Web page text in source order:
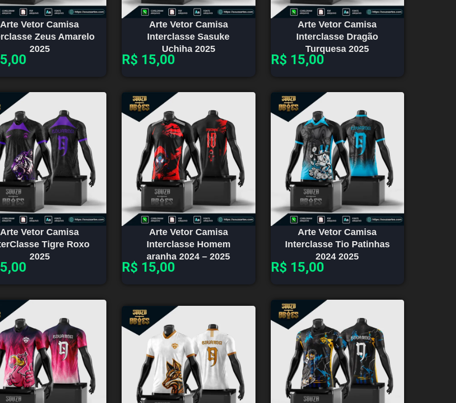
Arte Vetor Camisa
Zeus Amarelo
2025
Arte Vetor Camisa
Interclasse Sasuke
Uchiha 2025
R$ 15,00
Arte Vetor Camisa
Interclasse Dragão
Turquesa 2025
R$ 15,00
Arte Vetor Camisa
Tigre Roxo
2025
Arte Vetor Camisa
Interclasse Homem
aranha 2024 – 2025
R$ 15,00
Arte Vetor Camisa
Interclasse Tio Patinhas
2024 2025
R$ 15,00